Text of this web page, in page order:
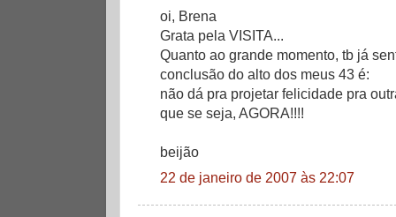
oi, Brena
Grata pela VISITA...
Quanto ao grande momento, tb já
conclusão do alto dos meus 43 é:
não dá pra projetar felicidade pra
que se seja, AGORA!!!!
beijão
22 de janeiro de 2007 às 22:07